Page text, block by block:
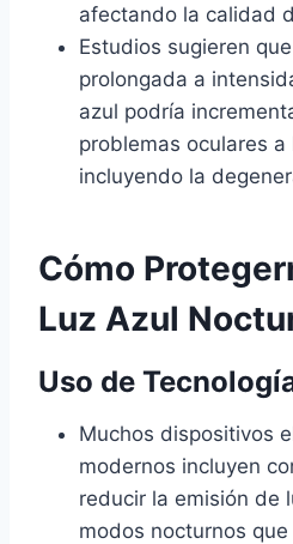
afectando la calidad
Estudios sugieren
prolongada a
azul podría
problemas oculares a
incluyendo la
Cómo
Luz Azul
Uso de
Muchos dispositivos
modernos incluyen
reducir la emisión de
modos nocturnos